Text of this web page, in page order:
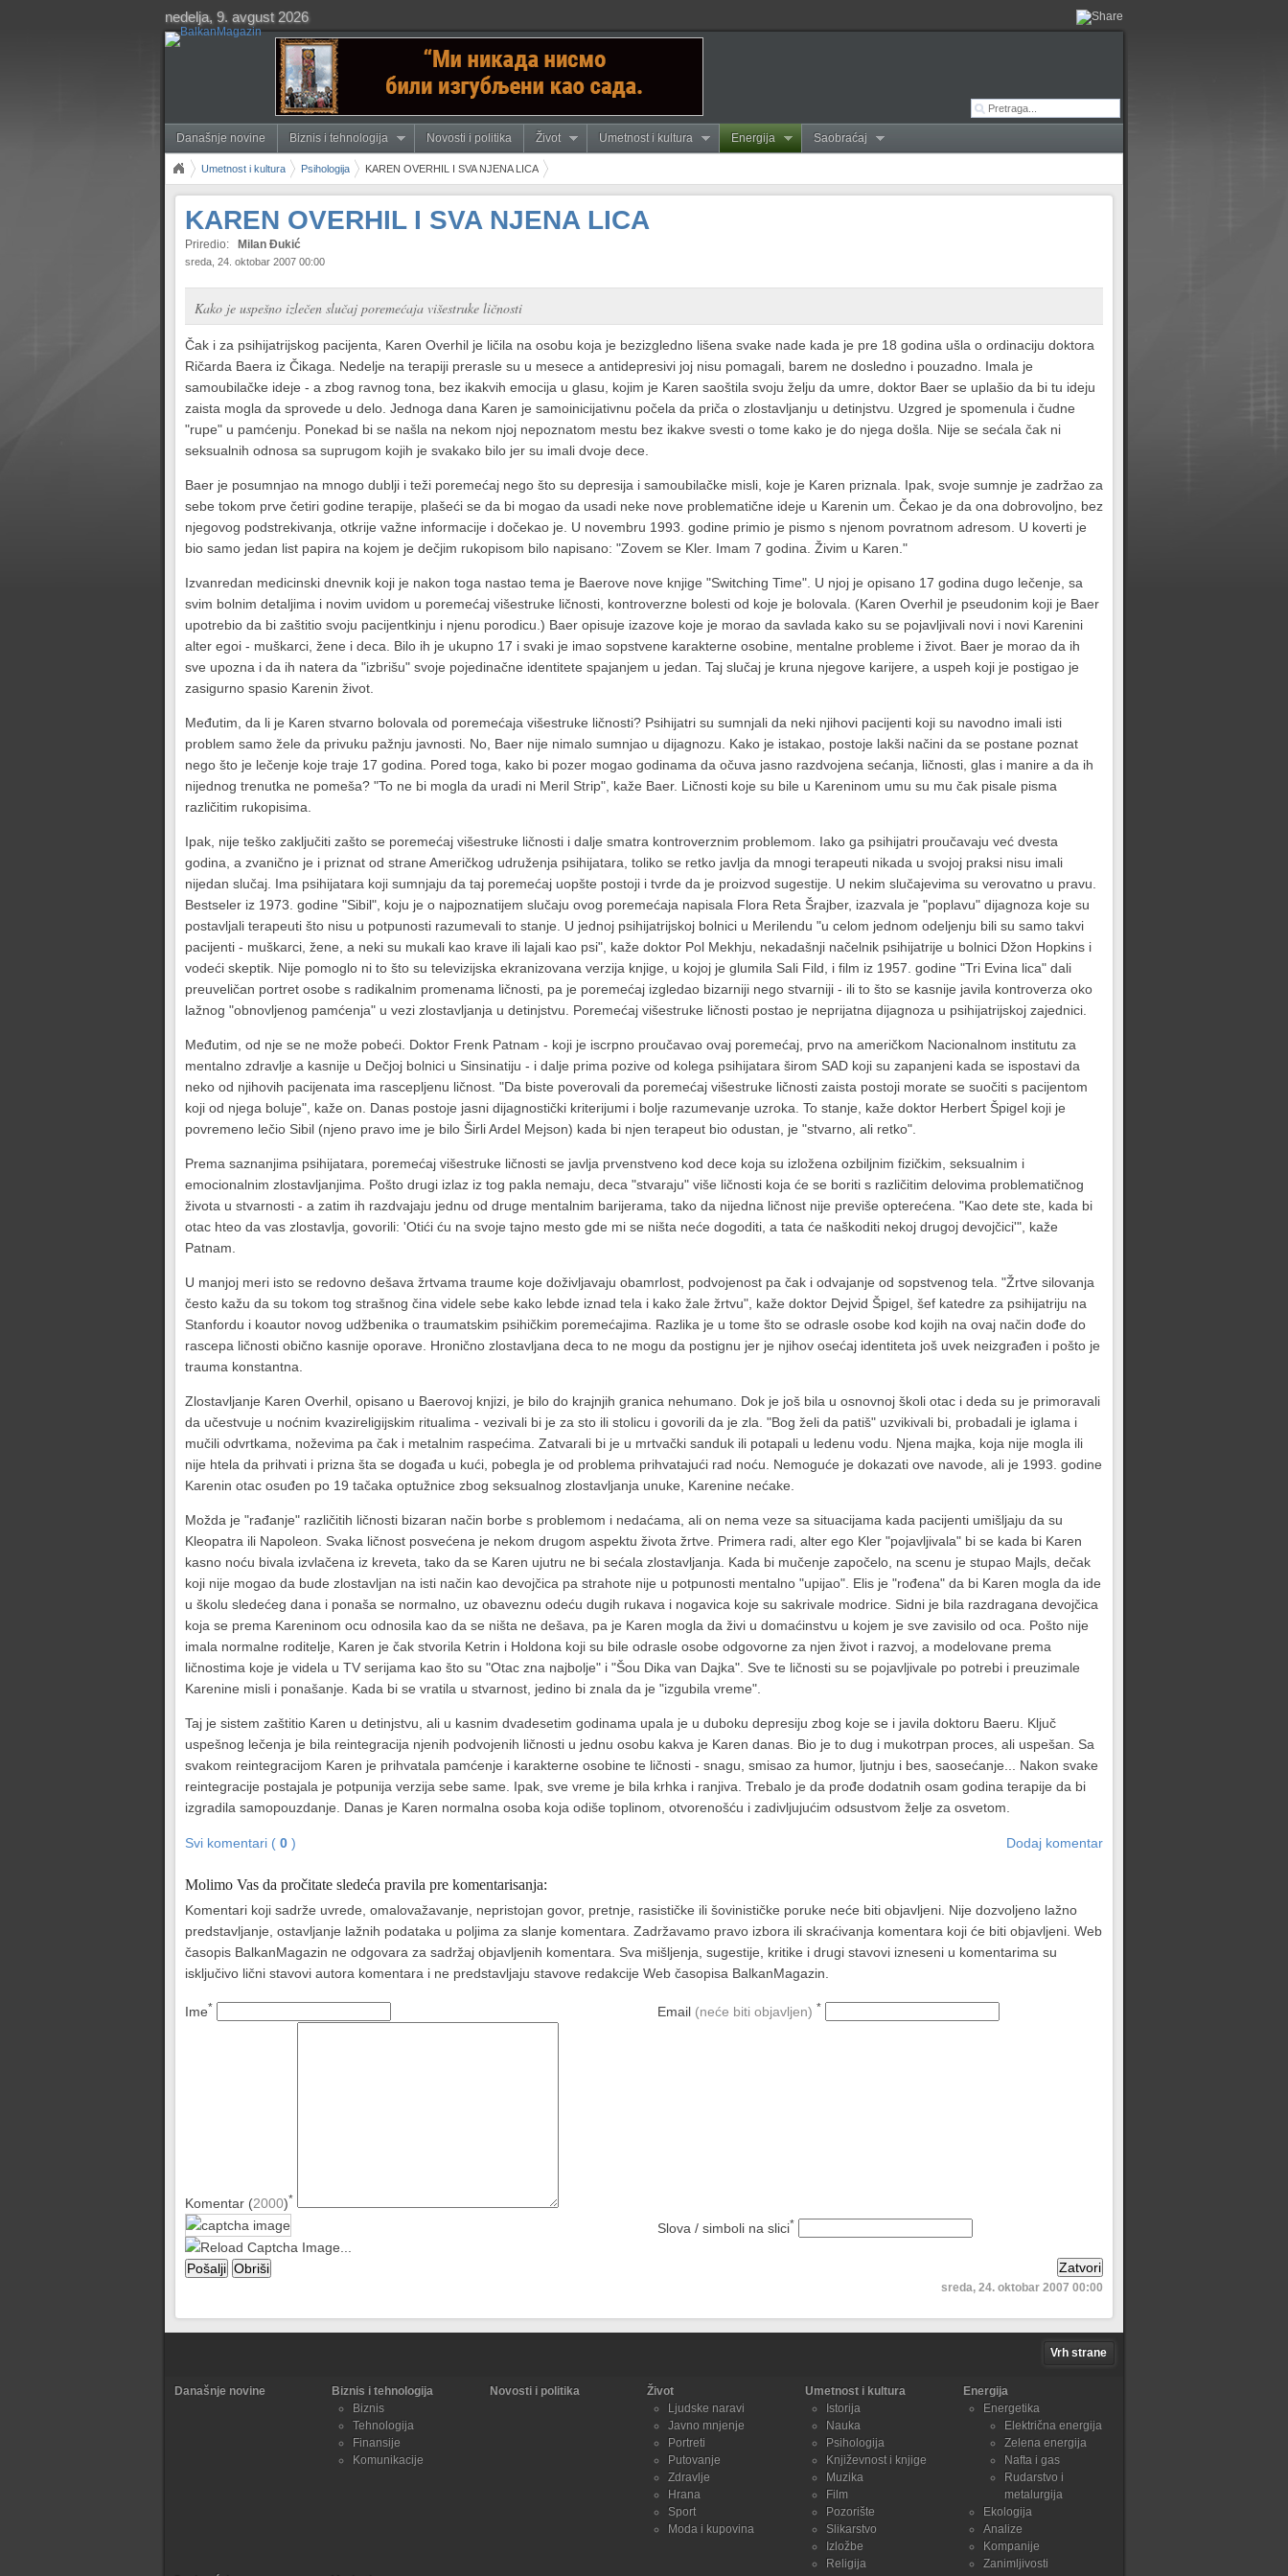
nedelja, 9. avgust 2026
Današnje novine Biznis i tehnologija Novosti i politika Život Umetnost i kultura Energija Saobraćaj
Umetnost i kultura Psihologija KAREN OVERHIL I SVA NJENA LICA
KAREN OVERHIL I SVA NJENA LICA
Priredio: Milan Đukić
sreda, 24. oktobar 2007 00:00
Kako je uspešno izlečen slučaj poremećaja višestruke ličnosti
Čak i za psihijatrijskog pacijenta, Karen Overhil je ličila na osobu koja je bezizgledno lišena svake nade kada je pre 18 godina ušla o ordinaciju doktora
Ričarda Baera iz Čikaga. Nedelje na terapiji prerasle su u mesece a antidepresivi joj nisu pomagali, barem ne dosledno i pouzadno. Imala je
samoubilačke ideje - a zbog ravnog tona, bez ikakvih emocija u glasu, kojim je Karen saoštila svoju želju da umre, doktor Baer se uplašio da bi tu ideju
zaista mogla da sprovede u delo. Jednoga dana Karen je samoinicijativnu počela da priča o zlostavljanju u detinjstvu. Uzgred je spomenula i čudne
"rupe" u pamćenju. Ponekad bi se našla na nekom njoj nepoznatom mestu bez ikakve svesti o tome kako je do njega došla. Nije se sećala čak ni
seksualnih odnosa sa suprugom kojih je svakako bilo jer su imali dvoje dece.
Baer je posumnjao na mnogo dublji i teži poremećaj nego što su depresija i samoubilačke misli, koje je Karen priznala. Ipak, svoje sumnje je zadržao za
sebe tokom prve četiri godine terapije, plašeći se da bi mogao da usadi neke nove problematične ideje u Karenin um. Čekao je da ona dobrovoljno, bez
njegovog podstrekivanja, otkrije važne informacije i dočekao je. U novembru 1993. godine primio je pismo s njenom povratnom adresom. U koverti je
bio samo jedan list papira na kojem je dečjim rukopisom bilo napisano: "Zovem se Kler. Imam 7 godina. Živim u Karen."
Izvanredan medicinski dnevnik koji je nakon toga nastao tema je Baerove nove knjige "Switching Time". U njoj je opisano 17 godina dugo lečenje, sa
svim bolnim detaljima i novim uvidom u poremećaj višestruke ličnosti, kontroverzne bolesti od koje je bolovala. (Karen Overhil je pseudonim koji je Baer
upotrebio da bi zaštitio svoju pacijentkinju i njenu porodicu.) Baer opisuje izazove koje je morao da savlada kako su se pojavljivali novi i novi Karenini
alter egoi - muškarci, žene i deca. Bilo ih je ukupno 17 i svaki je imao sopstvene karakterne osobine, mentalne probleme i život. Baer je morao da ih
sve upozna i da ih natera da "izbrišu" svoje pojedinačne identitete spajanjem u jedan. Taj slučaj je kruna njegove karijere, a uspeh koji je postigao je
zasigurno spasio Karenin život.
Međutim, da li je Karen stvarno bolovala od poremećaja višestruke ličnosti? Psihijatri su sumnjali da neki njihovi pacijenti koji su navodno imali isti
problem samo žele da privuku pažnju javnosti. No, Baer nije nimalo sumnjao u dijagnozu. Kako je istakao, postoje lakši načini da se postane poznat
nego što je lečenje koje traje 17 godina. Pored toga, kako bi pozer mogao godinama da očuva jasno razdvojena sećanja, ličnosti, glas i manire a da ih
nijednog trenutka ne pomeša? "To ne bi mogla da uradi ni Meril Strip", kaže Baer. Ličnosti koje su bile u Kareninom umu su mu čak pisale pisma
različitim rukopisima.
Ipak, nije teško zaključiti zašto se poremećaj višestruke ličnosti i dalje smatra kontroverznim problemom. Iako ga psihijatri proučavaju već dvesta
godina, a zvanično je i priznat od strane Američkog udruženja psihijatara, toliko se retko javlja da mnogi terapeuti nikada u svojoj praksi nisu imali
nijedan slučaj. Ima psihijatara koji sumnjaju da taj poremećaj uopšte postoji i tvrde da je proizvod sugestije. U nekim slučajevima su verovatno u pravu.
Bestseler iz 1973. godine "Sibil", koju je o najpoznatijem slučaju ovog poremećaja napisala Flora Reta Šrajber, izazvala je "poplavu" dijagnoza koje su
postavljali terapeuti što nisu u potpunosti razumevali to stanje. U jednoj psihijatrijskoj bolnici u Merilendu "u celom jednom odeljenju bili su samo takvi
pacijenti - muškarci, žene, a neki su mukali kao krave ili lajali kao psi", kaže doktor Pol Mekhju, nekadašnji načelnik psihijatrije u bolnici Džon Hopkins i
vodeći skeptik. Nije pomoglo ni to što su televizijska ekranizovana verzija knjige, u kojoj je glumila Sali Fild, i film iz 1957. godine "Tri Evina lica" dali
preuveličan portret osobe s radikalnim promenama ličnosti, pa je poremećaj izgledao bizarniji nego stvarniji - ili to što se kasnije javila kontroverza oko
lažnog "obnovljenog pamćenja" u vezi zlostavljanja u detinjstvu. Poremećaj višestruke ličnosti postao je neprijatna dijagnoza u psihijatrijskoj zajednici.
Međutim, od nje se ne može pobeći. Doktor Frenk Patnam - koji je iscrpno proučavao ovaj poremećaj, prvo na američkom Nacionalnom institutu za
mentalno zdravlje a kasnije u Dečjoj bolnici u Sinsinatiju - i dalje prima pozive od kolega psihijatara širom SAD koji su zapanjeni kada se ispostavi da
neko od njihovih pacijenata ima rascepljenu ličnost. "Da biste poverovali da poremećaj višestruke ličnosti zaista postoji morate se suočiti s pacijentom
koji od njega boluje", kaže on. Danas postoje jasni dijagnostički kriterijumi i bolje razumevanje uzroka. To stanje, kaže doktor Herbert Špigel koji je
povremeno lečio Sibil (njeno pravo ime je bilo Širli Ardel Mejson) kada bi njen terapeut bio odustan, je "stvarno, ali retko".
Prema saznanjima psihijatara, poremećaj višestruke ličnosti se javlja prvenstveno kod dece koja su izložena ozbiljnim fizičkim, seksualnim i
emocionalnim zlostavljanjima. Pošto drugi izlaz iz tog pakla nemaju, deca "stvaraju" više ličnosti koja će se boriti s različitim delovima problematičnog
života u stvarnosti - a zatim ih razdvajaju jednu od druge mentalnim barijerama, tako da nijedna ličnost nije previše opterećena. "Kao dete ste, kada bi
otac hteo da vas zlostavlja, govorili: 'Otići ću na svoje tajno mesto gde mi se ništa neće dogoditi, a tata će naškoditi nekoj drugoj devojčici'", kaže
Patnam.
U manjoj meri isto se redovno dešava žrtvama traume koje doživljavaju obamrlost, podvojenost pa čak i odvajanje od sopstvenog tela. "Žrtve silovanja
često kažu da su tokom tog strašnog čina videle sebe kako lebde iznad tela i kako žale žrtvu", kaže doktor Dejvid Špigel, šef katedre za psihijatriju na
Stanfordu i koautor novog udžbenika o traumatskim psihičkim poremećajima. Razlika je u tome što se odrasle osobe kod kojih na ovaj način dođe do
rascepa ličnosti obično kasnije oporave. Hronično zlostavljana deca to ne mogu da postignu jer je njihov osećaj identiteta još uvek neizgrađen i pošto je
trauma konstantna.
Zlostavljanje Karen Overhil, opisano u Baerovoj knjizi, je bilo do krajnjih granica nehumano. Dok je još bila u osnovnoj školi otac i deda su je primoravali
da učestvuje u noćnim kvazireligijskim ritualima - vezivali bi je za sto ili stolicu i govorili da je zla. "Bog želi da patiš" uzvikivali bi, probadali je iglama i
mučili odvrtkama, noževima pa čak i metalnim raspećima. Zatvarali bi je u mrtvački sanduk ili potapali u ledenu vodu. Njena majka, koja nije mogla ili
nije htela da prihvati i prizna šta se događa u kući, pobegla je od problema prihvatajući rad noću. Nemoguće je dokazati ove navode, ali je 1993. godine
Karenin otac osuđen po 19 tačaka optužnice zbog seksualnog zlostavljanja unuke, Karenine nećake.
Možda je "rađanje" različitih ličnosti bizaran način borbe s problemom i nedaćama, ali on nema veze sa situacijama kada pacijenti umišljaju da su
Kleopatra ili Napoleon. Svaka ličnost posvećena je nekom drugom aspektu života žrtve. Primera radi, alter ego Kler "pojavljivala" bi se kada bi Karen
kasno noću bivala izvlačena iz kreveta, tako da se Karen ujutru ne bi sećala zlostavljanja. Kada bi mučenje započelo, na scenu je stupao Majls, dečak
koji nije mogao da bude zlostavljan na isti način kao devojčica pa strahote nije u potpunosti mentalno "upijao". Elis je "rođena" da bi Karen mogla da ide
u školu sledećeg dana i ponaša se normalno, uz obaveznu odeću dugih rukava i nogavica koje su sakrivale modrice. Sidni je bila razdragana devojčica
koja se prema Kareninom ocu odnosila kao da se ništa ne dešava, pa je Karen mogla da živi u domaćinstvu u kojem je sve zavisilo od oca. Pošto nije
imala normalne roditelje, Karen je čak stvorila Ketrin i Holdona koji su bile odrasle osobe odgovorne za njen život i razvoj, a modelovane prema
ličnostima koje je videla u TV serijama kao što su "Otac zna najbolje" i "Šou Dika van Dajka". Sve te ličnosti su se pojavljivale po potrebi i preuzimale
Karenine misli i ponašanje. Kada bi se vratila u stvarnost, jedino bi znala da je "izgubila vreme".
Taj je sistem zaštitio Karen u detinjstvu, ali u kasnim dvadesetim godinama upala je u duboku depresiju zbog koje se i javila doktoru Baeru. Ključ
uspešnog lečenja je bila reintegracija njenih podvojenih ličnosti u jednu osobu kakva je Karen danas. Bio je to dug i mukotrpan proces, ali uspešan. Sa
svakom reintegracijom Karen je prihvatala pamćenje i karakterne osobine te ličnosti - snagu, smisao za humor, ljutnju i bes, saosećanje... Nakon svake
reintegracije postajala je potpunija verzija sebe same. Ipak, sve vreme je bila krhka i ranjiva. Trebalo je da prođe dodatnih osam godina terapije da bi
izgradila samopouzdanje. Danas je Karen normalna osoba koja odiše toplinom, otvorenošću i zadivljujućim odsustvom želje za osvetom.
Svi komentari ( 0 ) Dodaj komentar
Molimo Vas da pročitate sledeća pravila pre komentarisanja:
Komentari koji sadrže uvrede, omalovažavanje, nepristojan govor, pretnje, rasističke ili šovinističke poruke neće biti objavljeni. Nije dozvoljeno lažno
predstavljanje, ostavljanje lažnih podataka u poljima za slanje komentara. Zadržavamo pravo izbora ili skraćivanja komentara koji će biti objavljeni. Web
časopis BalkanMagazin ne odgovara za sadržaj objavljenih komentara. Sva mišljenja, sugestije, kritike i drugi stavovi izneseni u komentarima su
isključivo lični stavovi autora komentara i ne predstavljaju stavove redakcije Web časopisa BalkanMagazin.
Ime* Email (neće biti objavljen) *
Komentar (2000)*
Slova / simboli na slici*
sreda, 24. oktobar 2007 00:00
Vrh strane
Današnje novine
Biznis i tehnologija
Biznis
Tehnologija
Finansije
Komunikacije
Novosti i politika
Život
Ljudske naravi
Javno mnjenje
Portreti
Putovanje
Zdravlje
Hrana
Sport
Moda i kupovina
Umetnost i kultura
Istorija
Nauka
Psihologija
Književnost i knjige
Muzika
Film
Pozorište
Slikarstvo
Izložbe
Religija
Energija
Energetika
Električna energija
Zelena energija
Nafta i gas
Rudarstvo i
metalurgija
Ekologija
Analize
Kompanije
Zanimljivosti